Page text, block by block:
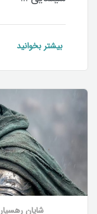
بیشتر بخوانید
شایان